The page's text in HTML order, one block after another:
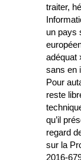
traiter,
un pays
adéquat
sans en
Pour
reste
qu’il
regard
sur la
2016-